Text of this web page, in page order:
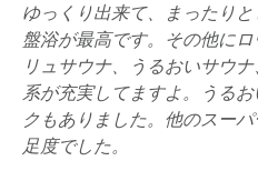
ゆっくり出来て、まったり
盤浴が最高です。その他に
リュサウナ、うるおいサウ
系が充実してますよ。うる
クもありました。他のスー
足度でした。